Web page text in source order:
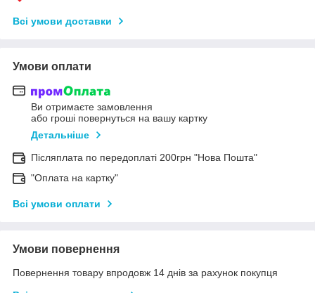
Всі умови доставки
Умови оплати
Ви отримаєте замовлення
або гроші повернуться на вашу картку
Детальніше
Післяплата по передоплаті 200грн "Нова Пошта"
"Оплата на картку"
Всі умови оплати
Умови повернення
Повернення товару впродовж 14 днів за рахунок покупця